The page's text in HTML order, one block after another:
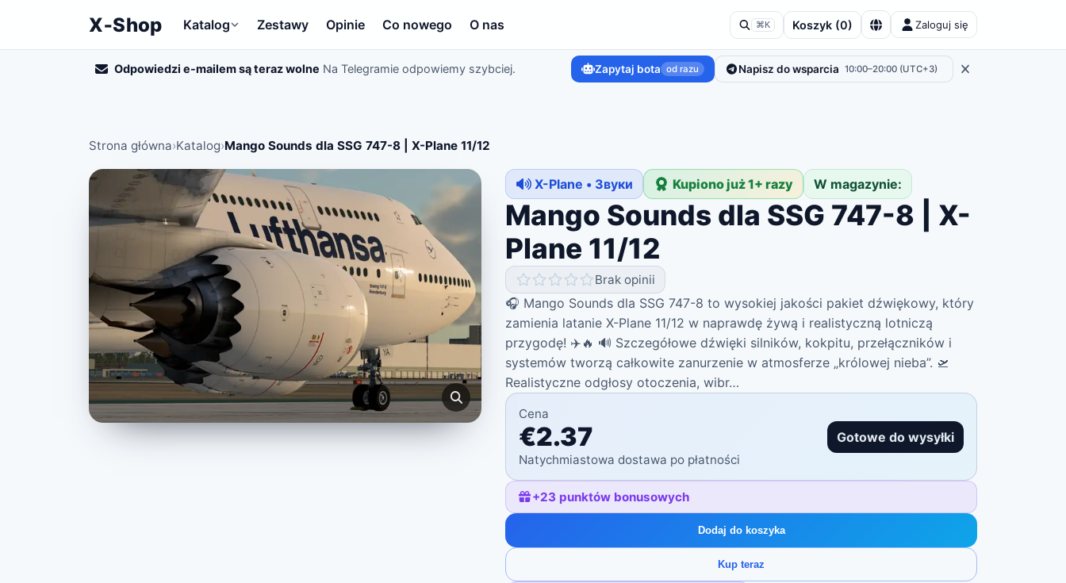
X‑Shop Katalog Zestawy Opinie Co nowego O nas ⌘K Koszyk (0) Zaloguj się
Odpowiedzi e-mailem są teraz wolne Na Telegramie odpowiemy szybciej. Zapytaj bota od razu Napisz do wsparcia 10:00–20:00 (UTC+3)
Strona główna›Katalog›Mango Sounds dla SSG 747-8 | X-Plane 11/12
X-Plane • Звуки Kupiono już 1+ razy W magazynie:
Mango Sounds dla SSG 747-8 | X-
Plane 11/12
Brak opinii
🎧 Mango Sounds dla SSG 747-8 to wysokiej jakości pakiet dźwiękowy, który
zamienia latanie X-Plane 11/12 w naprawdę żywą i realistyczną lotniczą
przygodę! ✈️🔥 🔊 Szczegółowe dźwięki silników, kokpitu, przełączników i
systemów tworzą całkowite zanurzenie w atmosferze „królowej nieba”. 🛫
Realistyczne odgłosy otoczenia, wibr…
Cena
€2.37
Natychmiastowa dostawa po płatności
Gotowe do wysyłki
+23 punktów bonusowych
Dodaj do koszyka
Kup teraz